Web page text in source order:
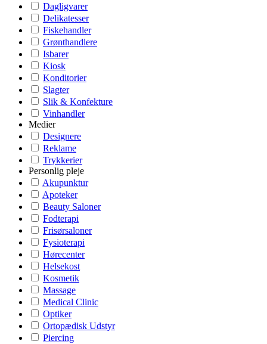
Dagligvarer
Delikatesser
Fiskehandler
Grønthandlere
Isbarer
Kiosk
Konditorier
Slagter
Slik & Konfekture
Vinhandler
Medier
Designere
Reklame
Trykkerier
Personlig pleje
Akupunktur
Apoteker
Beauty Saloner
Fodterapi
Frisørsaloner
Fysioterapi
Hørecenter
Helsekost
Kosmetik
Massage
Medical Clinic
Optiker
Ortopædisk Udstyr
Piercing